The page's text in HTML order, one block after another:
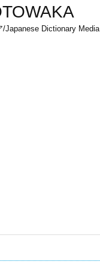
Japanese Dictionary Media